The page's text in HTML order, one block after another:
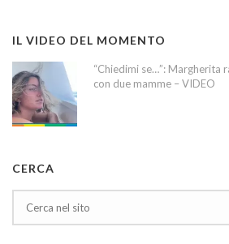
IL VIDEO DEL MOMENTO
“Chiedimi se…”: Margherita
con due mamme – VIDEO
CERCA